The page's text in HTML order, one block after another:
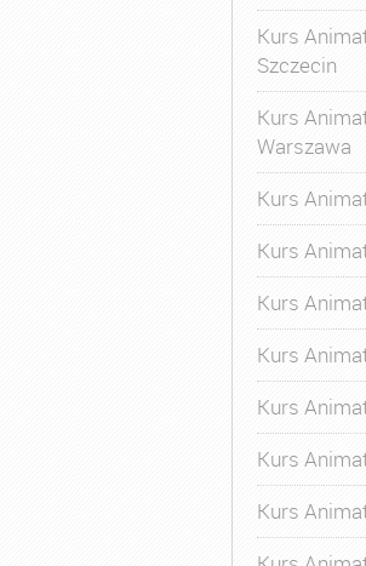
Kurs
Szczecin
Kurs
Warszawa
Kurs
Kurs
Kurs
Kurs
Kurs
Kurs
Kurs